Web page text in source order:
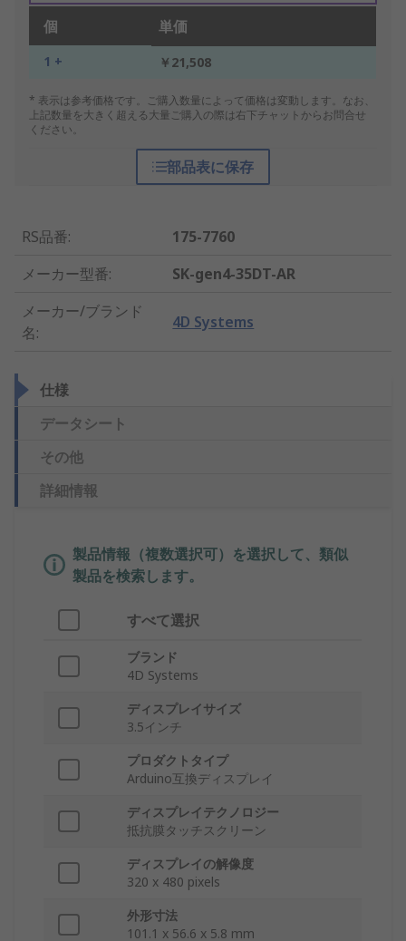
個 単価
1 + ￥21,508
* 表示は参考価格です。ご購入数量によって価格は変動します。なお、
上記数量を大きく超える大量ご購入の際は右下チャットからお問合せ
ください。
部品表に保存
RS品番:
175-7760
メーカー型番:
SK-gen4-35DT-AR
メーカー/ブランド
名:
4D Systems
仕様
データシート
その他
詳細情報
製品情報（複数選択可）を選択して、類似
製品を検索します。
すべて選択
ブランド
4D Systems
ディスプレイサイズ
3.5インチ
プロダクトタイプ
Arduino互換ディスプレイ
ディスプレイテクノロジー
抵抗膜タッチスクリーン
ディスプレイの解像度
320 x 480 pixels
外形寸法
101.1 x 56.6 x 5.8 mm